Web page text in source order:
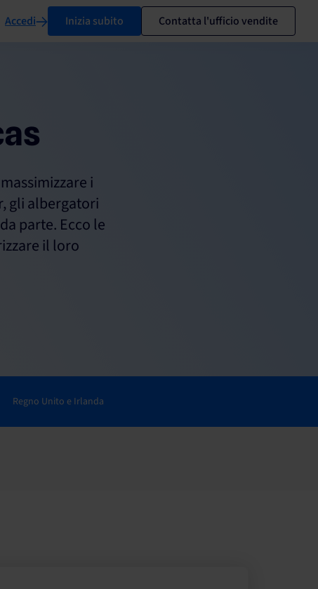
Accedi Inizia subito Contatta l'ufficio vendite
i
gli albergatori
parte. Ecco le
il loro
Regno Unito e Irlanda